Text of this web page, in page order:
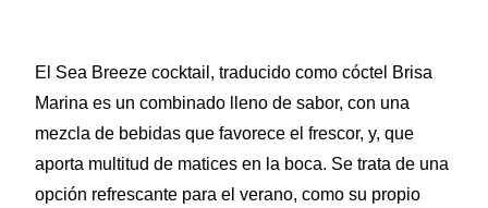
El Sea Breeze cocktail, traducido como cóctel Brisa
Marina es un combinado lleno de sabor, con una
mezcla de bebidas que favorece el frescor, y, que
aporta multitud de matices en la boca. Se trata de una
opción refrescante para el verano, como su propio